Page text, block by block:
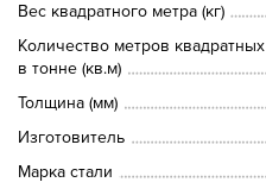
Вес квадратного метра (кг)
Количество метров квадратных
в тонне (кв.м)
Толщина (мм)
Изготовитель
Марка стали